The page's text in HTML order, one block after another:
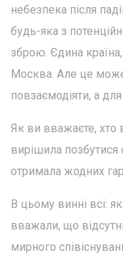
небезпека після
будь-яка з
зброю. Єдина
Москва. Але це
повзаємодіяти, а
Як ви вважаєте, хто
вирішила позбутися
отримала жодних
В цьому винні всі:
вважали, що
мирного